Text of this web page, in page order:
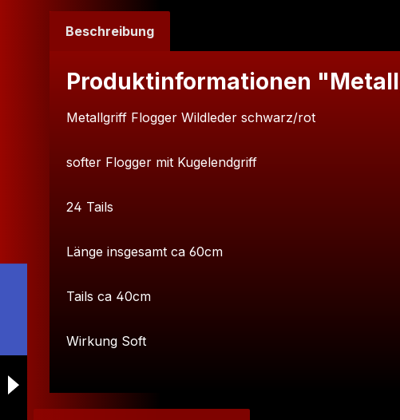
Beschreibung
Produktinformationen
Metallgriff Flogger Wildleder schwarz/rot
softer Flogger mit Kugelendgriff
24 Tails
Länge insgesamt ca 60cm
Tails ca 40cm
Wirkung Soft